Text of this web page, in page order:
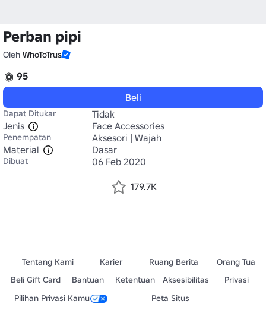
Perban pipi
Oleh WhoToTrus
95
Beli
Dapat Ditukar
Tidak
Jenis
Face Accessories
Penempatan
Aksesori | Wajah
Material
Dasar
Dibuat 06 Feb 2020
179.7K
Tentang Kami Karier Ruang Berita
Orang Tua
Beli Gift Card
Bantuan Ketentuan Aksesibilitas
Privasi
Pilihan Privasi Kamu
Peta Situs